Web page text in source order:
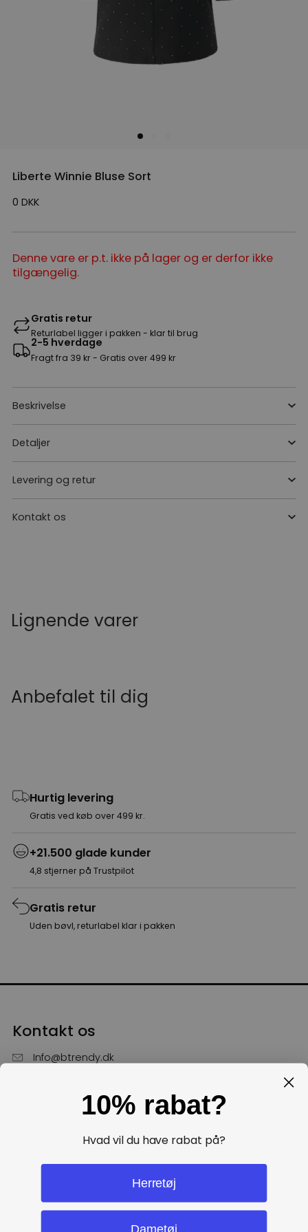
Liberte Winnie Bluse Sort
0 DKK
Denne vare er p.t. ikke på lager og er derfor ikke
tilgængelig.
Gratis retur
Returlabel ligger i pakken - klar til brug
2-5 hverdage
Fragt fra 39 kr - Gratis over 499 kr
Beskrivelse
Detaljer
Levering og retur
Kontakt os
Lignende varer
Anbefalet til dig
Hurtig levering
Gratis ved køb over 499 kr.
+21.500 glade kunder
4,8 stjerner på Trustpilot
Gratis retur
Uden bøvl, returlabel klar i pakken
Kontakt os
Info@btrendy.dk
Hverdage fra kl. 10 - 16
10% rabat?
Hvad vil du have rabat på?
Herretøj